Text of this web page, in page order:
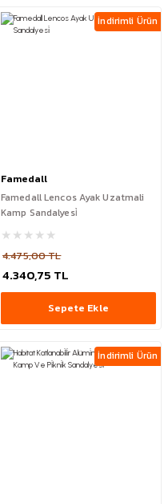
İndirimli Ürün
Famedall
Famedall Lencos Ayak Uzatmali
Kamp Sandalyesi̇
4.475,00 TL
4.340,75 TL
Sepete Ekle
İndirimli Ürün